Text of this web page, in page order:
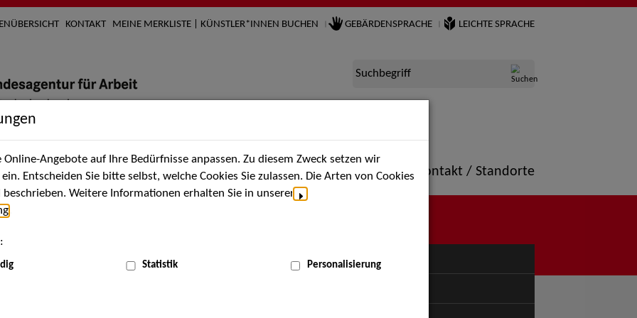
KONTAKT MEINE MERKLISTE | KÜNSTLER*INNEN BUCHEN GEBÄRDENSPRACHE LEICHTE SPRACHE
Suchbegriff
Künstler*innen Über uns Aktuelles Termine Portfolio Kontakt / Standorte
MENÜ
Angebote auf Ihre Bedürfnisse anpassen. Zu diesem Zweck setzen wir
Entscheiden Sie bitte selbst, welche Cookies Sie zulassen. Die Arten von Cookies
Weitere Informationen erhalten Sie in unserer
Statistik Personalisierung